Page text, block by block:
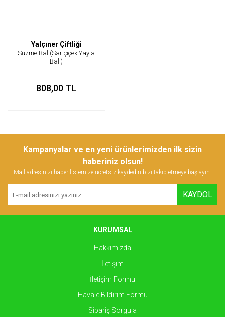
Yalçıner Çiftliği
Süzme Bal (Sarıçiçek Yayla
Balı)
808,00 TL
Kampanyalar ve en yeni ürünlerimizden ilk sizin
haberiniz olsun!
Mail adresinizi haber listemize ücretsiz kaydedin bizi takip etmeye başlayın.
KAYDOL
KURUMSAL
Hakkımızda
İletişim
İletişim Formu
Havale Bildirim Formu
Sipariş Sorgula